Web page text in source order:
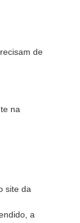
de
na
site da
a